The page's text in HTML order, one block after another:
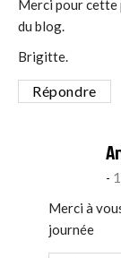
Merci pour cette
du blog.
Brigitte.
Répondre
Merci à
journée